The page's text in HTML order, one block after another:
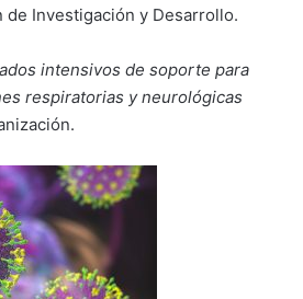
de Investigación y Desarrollo.
intensivos de soporte para
respiratorias y neurológicas